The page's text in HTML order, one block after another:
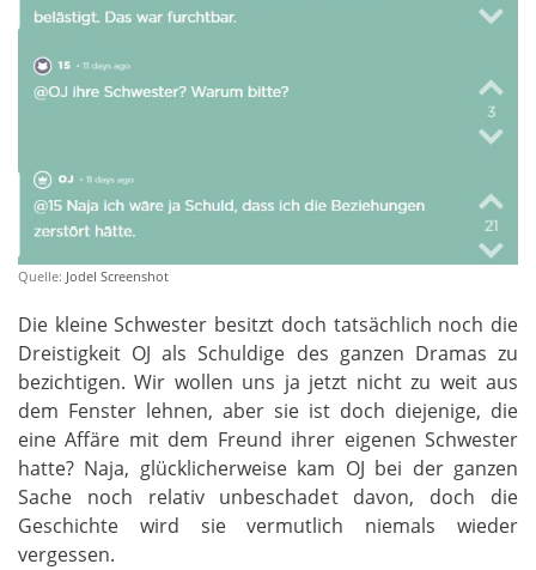
Quelle: Jodel Screenshot
Die kleine Schwester besitzt doch tatsächlich noch die
Dreistigkeit OJ als Schuldige des ganzen Dramas zu
bezichtigen. Wir wollen uns ja jetzt nicht zu weit aus
dem Fenster lehnen, aber sie ist doch diejenige, die
eine Affäre mit dem Freund ihrer eigenen Schwester
hatte? Naja, glücklicherweise kam OJ bei der ganzen
Sache noch relativ unbeschadet davon, doch die
Geschichte wird sie vermutlich niemals wieder
vergessen.